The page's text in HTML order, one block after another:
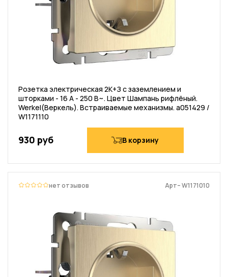
Розетка электрическая 2К+З с заземлением и
шторками - 16 А - 250 В~. Цвет Шампань рифлёный.
Werkel(Веркель). Встраиваемые механизмы. a051429 /
W1171110
930 руб В корзину
нет отзывов Арт– W1171010